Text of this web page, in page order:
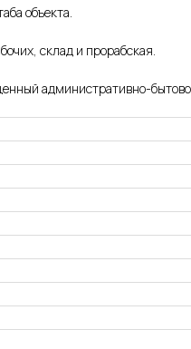
объекта.
склад и прорабская.
административно-